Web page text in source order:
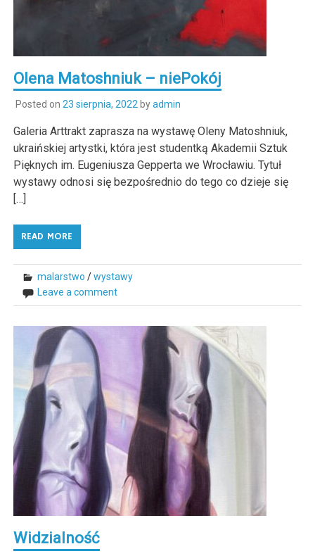
Olena Matoshniuk – niePokój
Posted on 23 sierpnia, 2022 byadmin
Galeria Arttrakt zaprasza na wystawę Oleny Matoshniuk,
ukraińskiej artystki, która jest studentką Akademii Sztuk
Pięknych im. Eugeniusza Gepperta we Wrocławiu. Tytuł
wystawy odnosi się bezpośrednio do tego co dzieje się
[…]
READ MORE
malarstwo /wystawy
Leave a comment
Widzialność